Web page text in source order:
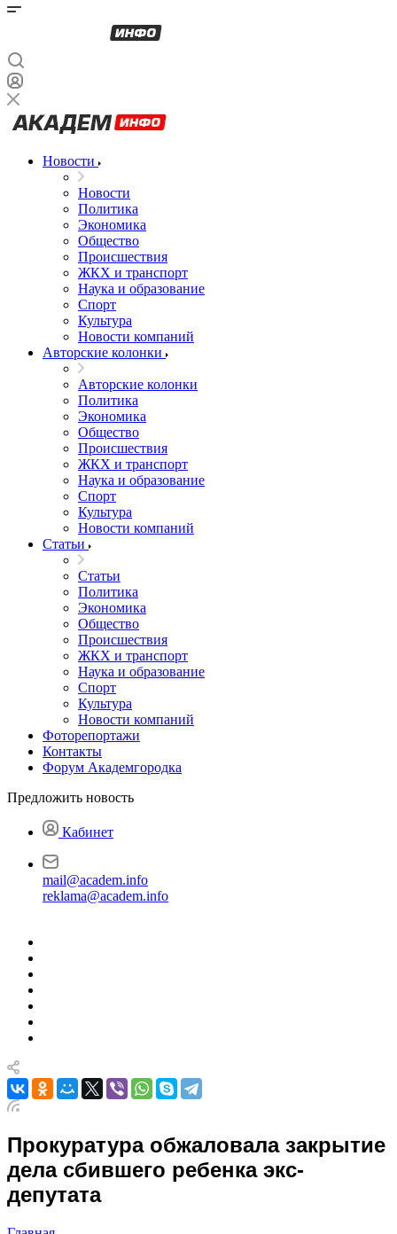
Новости
Новости
Политика
Экономика
Общество
Происшествия
ЖКХ и транспорт
Наука и образование
Спорт
Культура
Новости компаний
Авторские колонки
Авторские колонки
Политика
Экономика
Общество
Происшествия
ЖКХ и транспорт
Наука и образование
Спорт
Культура
Новости компаний
Статьи
Статьи
Политика
Экономика
Общество
Происшествия
ЖКХ и транспорт
Наука и образование
Спорт
Культура
Новости компаний
Фоторепортажи
Контакты
Форум Академгородка
Предложить новость
Кабинет
mail@academ.info
reklama@academ.info
Прокуратура обжаловала закрытие
дела сбившего ребенка экс-
депутата